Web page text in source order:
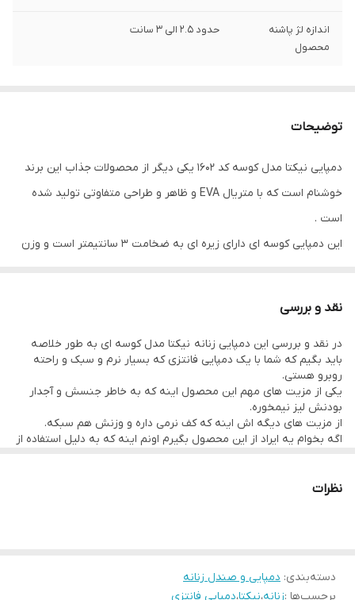
اندازه لژ پاشنه
محصول
حدود 2.5 الی 3 سانت
توضیحات
دمپایی نیکتا مدل کوسه کد 1602 یکی دیگر از محصولات جذاب این برند
خوشنام است که با متریال EVA و ظاهر و طراحی متفاوتی تولید شده
است .
این دمپایی کوسه ای دارای زیره ای به ضخامت 3 سانتیمتر است و وزن
زیره آن لیز نمیخورد و همچنین به صورت یک تکه تولید شده است.
همچنین از این محصول میتوانید در محیط های بیرونی و روزمره
استفاده نمائید
یادتان باشد به دلیل استفاده از متریال ژله ای درجه یک EVA در تولید
این محصول، از رها کردن طولانی مدت آن در زیر تابش شدید آفتاب
خودداری کنید.
نقد و بررسی
در نقد و بررسی این دمپایی زنانه نیکتا مدل کوسه ای به طور خلاصه
باید بگیم که شما با یک دمپایی فانتزی که بسیار نرم و سبک و راحته
روبرو هستی.
یکی از مزیت های مهم این محصول اینه که به خاطر جنسش و آجدار
بودنش لیز نیمخوره.
از مزیت های دیگه اش اینه که کف نرمی داره و وزنش هم سبکه.
اگه بخوام یه ایراد از این محصول بگیرم اونم اینه که به دلیل استفاده از
رهاش نکنید و در سایه نگهداریش کنید.
نظرات
دسته‌بندی: دمپایی و صندل زنانه
برچسب‌ها :زنانه،نیکتا،دمپایی فانتزی